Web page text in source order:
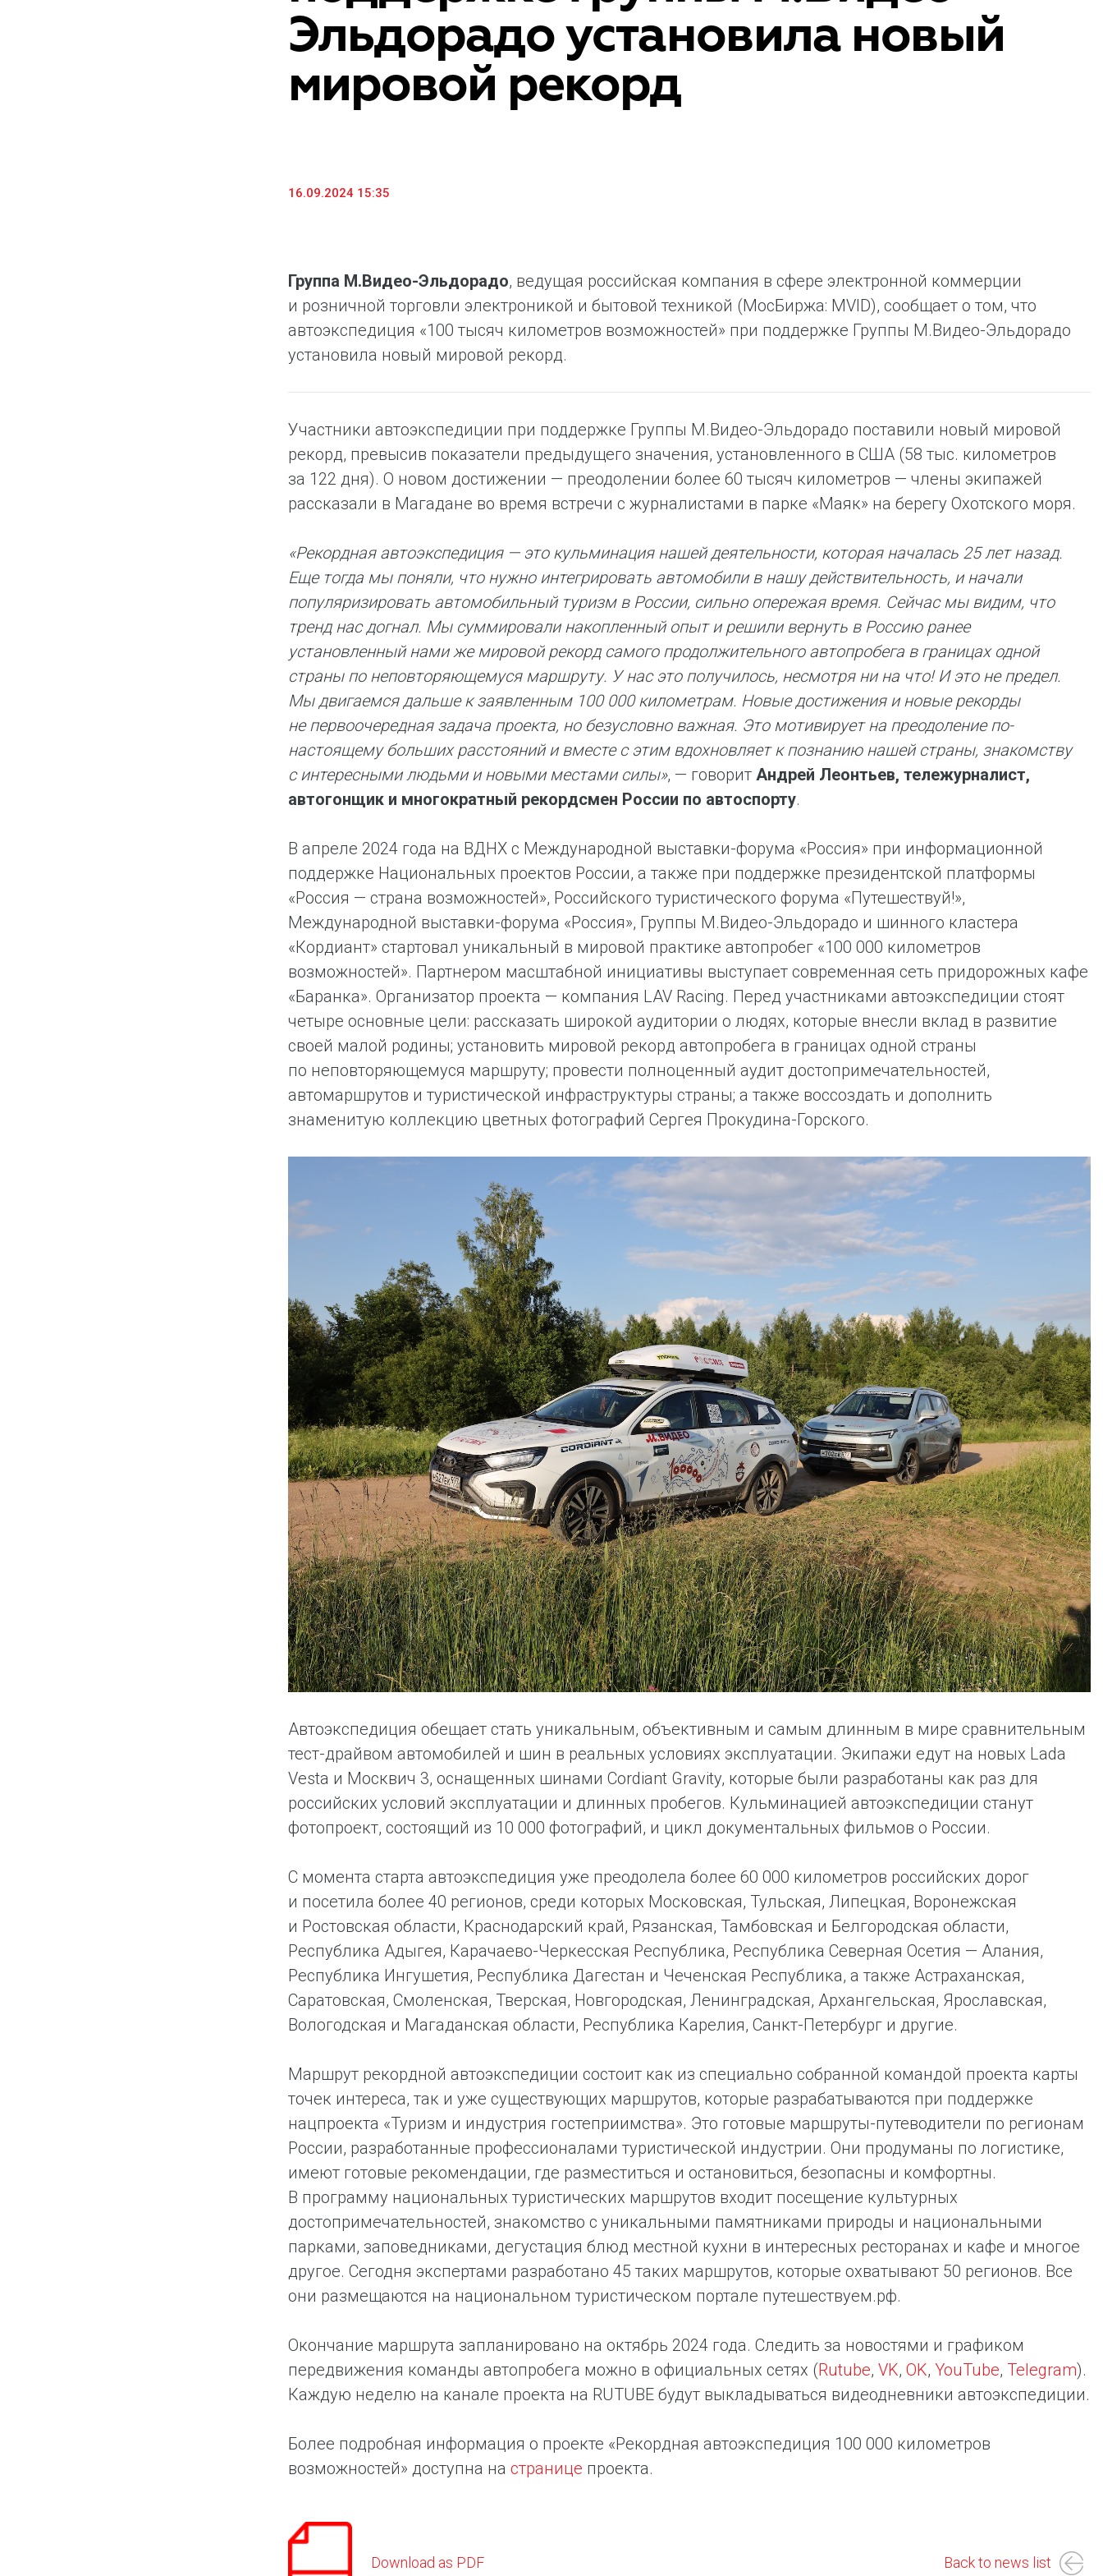
household appliances and electronics sector, providing an
excellent customer experience, premium service and new
products from the leading electronics brands.
convenient universal online platform. The brand’s key
advantages for consumers are the best deals, simplicity
and proximity.
Эльдорадо установила новый
мировой рекорд
16.09.2024 15:35
Группа М.Видео-Эльдорадо, ведущая российская компания в сфере электронной коммерции
и розничной торговли электроникой и бытовой техникой (МосБиржа: MVID), сообщает о том, что
автоэкспедиция «100 тысяч километров возможностей» при поддержке Группы М.Видео-Эльдорадо
установила новый мировой рекорд.
Участники автоэкспедиции при поддержке Группы М.Видео-Эльдорадо поставили новый мировой
рекорд, превысив показатели предыдущего значения, установленного в США (58 тыс. километров
за 122 дня). О новом достижении — преодолении более 60 тысяч километров — члены экипажей
рассказали в Магадане во время встречи с журналистами в парке «Маяк» на берегу Охотского моря.
«Рекордная автоэкспедиция — это кульминация нашей деятельности, которая началась 25 лет назад.
Еще тогда мы поняли, что нужно интегрировать автомобили в нашу действительность, и начали
популяризировать автомобильный туризм в России, сильно опережая время. Сейчас мы видим, что
тренд нас догнал. Мы суммировали накопленный опыт и решили вернуть в Россию ранее
установленный нами же мировой рекорд самого продолжительного автопробега в границах одной
страны по неповторяющемуся маршруту. У нас это получилось, несмотря ни на что! И это не предел.
Мы двигаемся дальше к заявленным 100 000 километрам. Новые достижения и новые рекорды
не первоочередная задача проекта, но безусловно важная. Это мотивирует на преодоление по-
настоящему больших расстояний и вместе с этим вдохновляет к познанию нашей страны, знакомству
с интересными людьми и новыми местами силы», — говорит Андрей Леонтьев, тележурналист,
автогонщик и многократный рекордсмен России по автоспорту.
В апреле 2024 года на ВДНХ с Международной выставки-форума «Россия» при информационной
поддержке Национальных проектов России, а также при поддержке президентской платформы
«Россия — страна возможностей», Российского туристического форума «Путешествуй!»,
Международной выставки-форума «Россия», Группы М.Видео-Эльдорадо и шинного кластера
«Кордиант» стартовал уникальный в мировой практике автопробег «100 000 километров
возможностей». Партнером масштабной инициативы выступает современная сеть придорожных кафе
«Баранка». Организатор проекта — компания LAV Racing. Перед участниками автоэкспедиции стоят
четыре основные цели: рассказать широкой аудитории о людях, которые внесли вклад в развитие
своей малой родины; установить мировой рекорд автопробега в границах одной страны
по неповторяющемуся маршруту; провести полноценный аудит достопримечательностей,
автомаршрутов и туристической инфраструктуры страны; а также воссоздать и дополнить
знаменитую коллекцию цветных фотографий Сергея Прокудина-Горского.
Автоэкспедиция обещает стать уникальным, объективным и самым длинным в мире сравнительным
тест-драйвом автомобилей и шин в реальных условиях эксплуатации. Экипажи едут на новых Lada
Vesta и Москвич 3, оснащенных шинами Cordiant Gravity, которые были разработаны как раз для
российских условий эксплуатации и длинных пробегов. Кульминацией автоэкспедиции станут
фотопроект, состоящий из 10 000 фотографий, и цикл документальных фильмов о России.
С момента старта автоэкспедиция уже преодолела более 60 000 километров российских дорог
и посетила более 40 регионов, среди которых Московская, Тульская, Липецкая, Воронежская
и Ростовская области, Краснодарский край, Рязанская, Тамбовская и Белгородская области,
Республика Адыгея, Карачаево-Черкесская Республика, Республика Северная Осетия — Алания,
Республика Ингушетия, Республика Дагестан и Чеченская Республика, а также Астраханская,
Саратовская, Смоленская, Тверская, Новгородская, Ленинградская, Архангельская, Ярославская,
Вологодская и Магаданская области, Республика Карелия, Санкт-Петербург и другие.
Маршрут рекордной автоэкспедиции состоит как из специально собранной командой проекта карты
точек интереса, так и уже существующих маршрутов, которые разрабатываются при поддержке
нацпроекта «Туризм и индустрия гостеприимства». Это готовые маршруты-путеводители по регионам
России, разработанные профессионалами туристической индустрии. Они продуманы по логистике,
имеют готовые рекомендации, где разместиться и остановиться, безопасны и комфортны.
В программу национальных туристических маршрутов входит посещение культурных
достопримечательностей, знакомство с уникальными памятниками природы и национальными
парками, заповедниками, дегустация блюд местной кухни в интересных ресторанах и кафе и многое
другое. Сегодня экспертами разработано 45 таких маршрутов, которые охватывают 50 регионов. Все
они размещаются на национальном туристическом портале путешествуем.рф.
Окончание маршрута запланировано на октябрь 2024 года. Следить за новостями и графиком
передвижения команды автопробега можно в официальных сетях (Rutube, VK, OK, YouTube, Telegram).
Каждую неделю на канале проекта на RUTUBE будут выкладываться видеодневники автоэкспедиции.
Более подробная информация о проекте «Рекордная автоэкспедиция 100 000 километров
возможностей» доступна на странице проекта.
Download as PDF Back to news list